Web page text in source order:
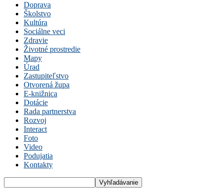
Doprava
Školstvo
Kultúra
Sociálne veci
Zdravie
Životné prostredie
Mapy
Úrad
Zastupiteľstvo
Otvorená župa
E-knižnica
Dotácie
Rada partnerstva
Rozvoj
Interact
Foto
Video
Podujatia
Kontakty